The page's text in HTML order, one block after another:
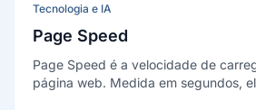
Tecnologia e IA
Page Speed
Page Speed é a velocidade de
página web. Medida em segundos,